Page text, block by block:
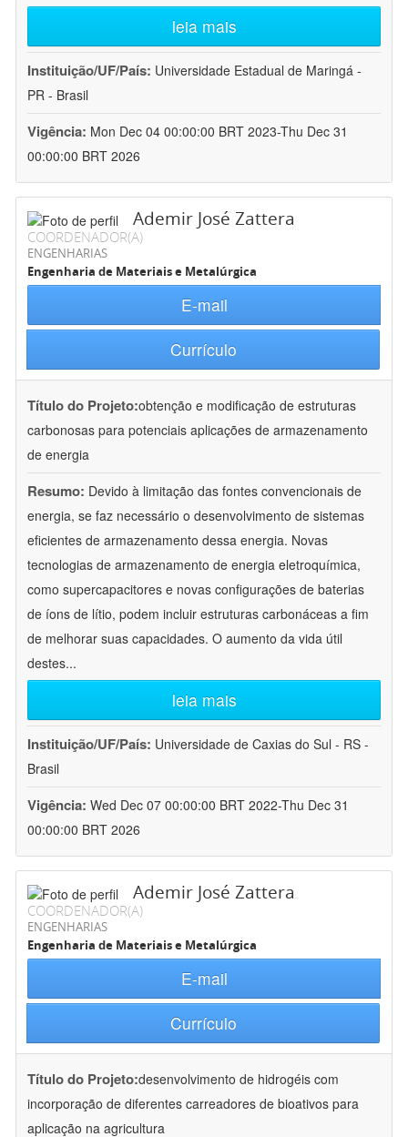
leia mais
Instituição/UF/País: Universidade Estadual de Maringá -
PR - Brasil
Vigência: Mon Dec 04 00:00:00 BRT 2023-Thu Dec 31
00:00:00 BRT 2026
Ademir José Zattera
COORDENADOR(A)
ENGENHARIAS
Engenharia de Materiais e Metalúrgica
E-mail
Currículo
Título do Projeto:obtenção e modificação de estruturas
carbonosas para potenciais aplicações de armazenamento
de energia
Resumo: Devido à limitação das fontes convencionais de
energia, se faz necessário o desenvolvimento de sistemas
eficientes de armazenamento dessa energia. Novas
tecnologias de armazenamento de energia eletroquímica,
como supercapacitores e novas configurações de baterias
de íons de lítio, podem incluir estruturas carbonáceas a fim
de melhorar suas capacidades. O aumento da vida útil
destes...
leia mais
Instituição/UF/País: Universidade de Caxias do Sul - RS -
Brasil
Vigência: Wed Dec 07 00:00:00 BRT 2022-Thu Dec 31
00:00:00 BRT 2026
Ademir José Zattera
COORDENADOR(A)
ENGENHARIAS
Engenharia de Materiais e Metalúrgica
E-mail
Currículo
Título do Projeto:desenvolvimento de hidrogéis com
incorporação de diferentes carreadores de bioativos para
aplicação na agricultura